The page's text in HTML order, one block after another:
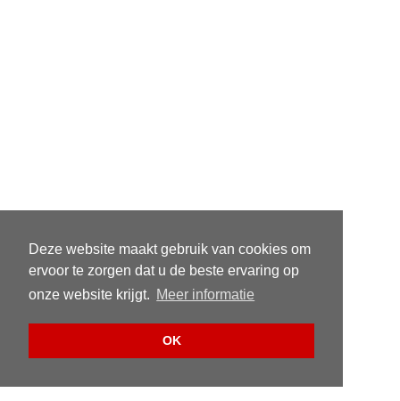
Deze website maakt gebruik van cookies om
ervoor te zorgen dat u de beste ervaring op
onze website krijgt. Meer informatie
OK